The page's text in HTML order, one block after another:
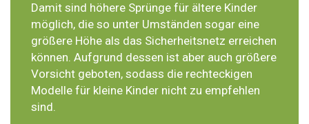
Damit sind höhere Sprünge für ältere Kinder
möglich, die so unter Umständen sogar eine
größere Höhe als das Sicherheitsnetz erreichen
können. Aufgrund dessen ist aber auch größere
Vorsicht geboten, sodass die rechteckigen
Modelle für kleine Kinder nicht zu empfehlen
sind.